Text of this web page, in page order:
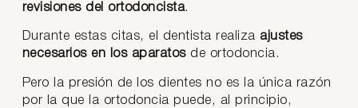
revisiones del ortodoncista.
Durante estas citas, el dentista realiza ajustes
necesarios en los aparatos de ortodoncia.
Pero la presión de los dientes no es la única razón
por la que la ortodoncia puede, al principio,